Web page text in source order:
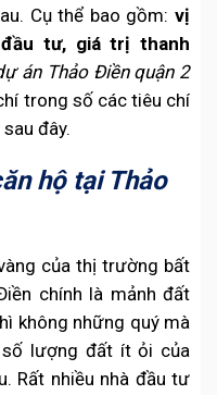
Cụ thể bao gồm: vị
tư, giá trị thanh
án Thảo Điền quận 2
trong số các tiêu chí
đây.
hộ tại Thảo
của thị trường bất
chính là mảnh đất
không những quý mà
số lượng đất ít ỏi của
Rất nhiều nhà đầu tư